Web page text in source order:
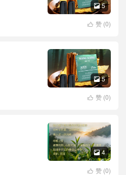
 5
 赞 (0)
 5
 赞 (0)
 4
 赞 (0)